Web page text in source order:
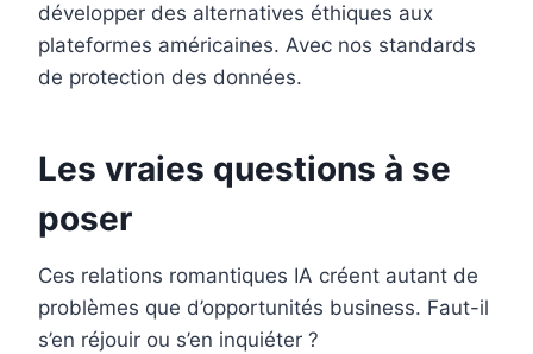
développer des alternatives éthiques aux
plateformes américaines. Avec nos standards
de protection des données.
Les vraies questions à se
poser
Ces relations romantiques IA créent autant de
problèmes que d’opportunités business. Faut-il
s’en réjouir ou s’en inquiéter ?